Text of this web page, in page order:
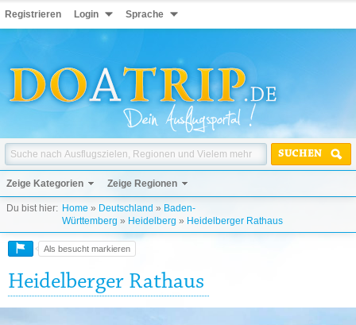
Registrieren Login Sprache
SUCHEN
Zeige Kategorien Zeige Regionen
Du bist hier: Home » Deutschland » Baden-
Württemberg » Heidelberg » Heidelberger Rathaus
Als besucht markieren
Heidelberger Rathaus